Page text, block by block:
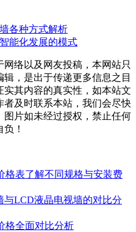
各种方式解析
能化发展的模式
络以及网友投稿，本网站只
，是出于传递更多信息之目
其内容的真实性，如本站文
及时联系本站，我们会尽快
片如未经过授权，禁止任何
！
格表了解不同规格与安装费
与LCD液晶电视墙的对比分
格全面对比分析